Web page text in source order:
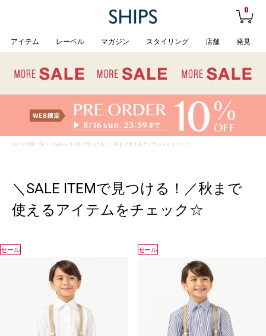
0
アイテム レーベル マガジン スタイリング 店舗 発見
TOP> 特集一覧 > ＼SALE ITEMで見つける！／秋まで使えるアイテムをチェック☆
＼SALE ITEMで見つける！／秋まで
使えるアイテムをチェック☆
セール セール